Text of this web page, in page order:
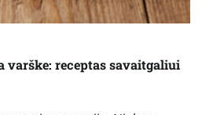
varške: receptas savaitgaliui